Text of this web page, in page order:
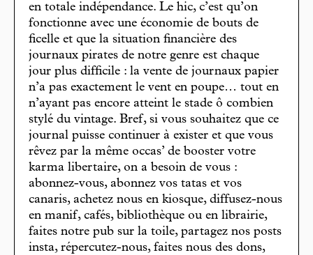
en totale indépendance. Le hic, c’est qu’on
fonctionne avec une économie de bouts de
ficelle et que la situation financière des
journaux pirates de notre genre est chaque
jour plus difficile : la vente de journaux papier
n’a pas exactement le vent en poupe… tout en
n’ayant pas encore atteint le stade ô combien
stylé du vintage. Bref, si vous souhaitez que ce
journal puisse continuer à exister et que vous
rêvez par la même occas’ de booster votre
karma libertaire, on a besoin de vous :
abonnez-vous, abonnez vos tatas et vos
canaris, achetez nous en kiosque, diffusez-nous
en manif, cafés, bibliothèque ou en librairie,
faites notre pub sur la toile, partagez nos posts
insta, répercutez-nous, faites nous des dons,